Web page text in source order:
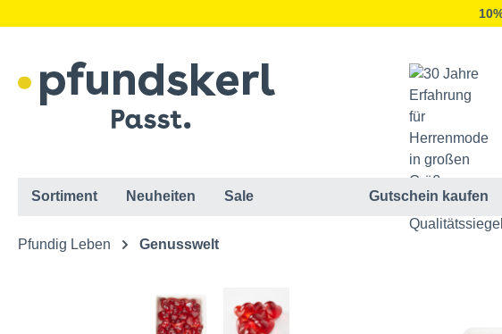
Sortiment Neuheiten Sale Gutschein kaufen
Pfundig Leben Genusswelt